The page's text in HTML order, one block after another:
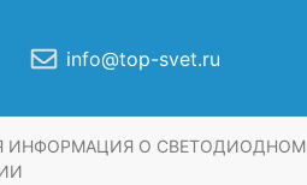
info@top-svet.ru
ИНФОРМАЦИЯ О СВЕТОДИОДНОМ